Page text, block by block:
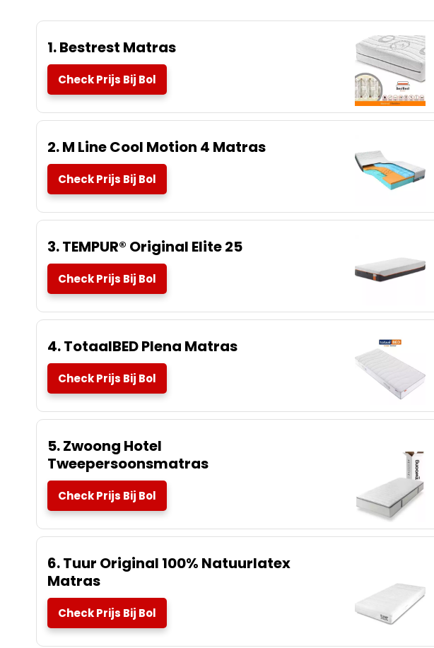
1. Bestrest Matras
Check Prijs Bij Bol
2. M Line Cool Motion 4 Matras
Check Prijs Bij Bol
3. TEMPUR® Original Elite 25
Check Prijs Bij Bol
4. TotaalBED Plena Matras
Check Prijs Bij Bol
5. Zwoong Hotel
Tweepersoonsmatras
Check Prijs Bij Bol
6. Tuur Original 100% Natuurlatex
Matras
Check Prijs Bij Bol